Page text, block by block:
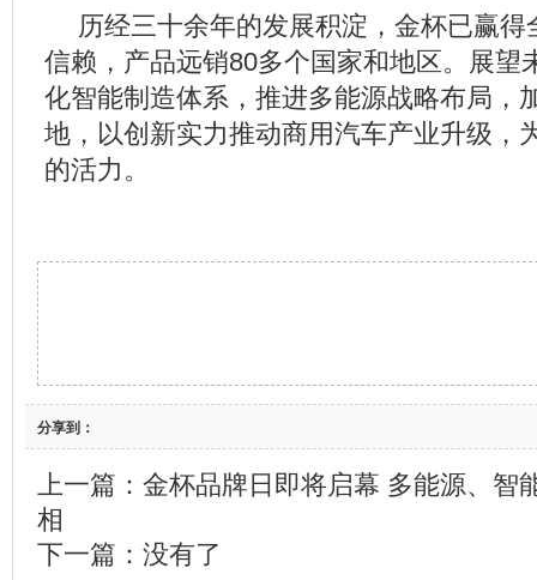
历经三十余年的发展积淀，金杯已赢得
信赖，产品远销80多个国家和地区。展望
化智能制造体系，推进多能源战略布局，
地，以创新实力推动商用汽车产业升级，
的活力。
分享到：
上一篇： 金杯品牌日即将启幕 多能源、智
相
下一篇：没有了